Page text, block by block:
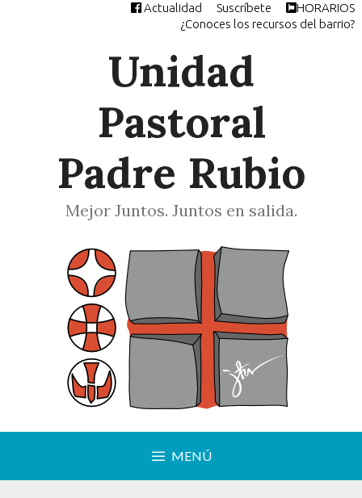
Actualidad Suscríbete
HORARIOS
¿Conoces los recursos del barrio?
Unidad
Pastoral
Padre Rubio
Mejor Juntos. Juntos en salida.
MENÚ